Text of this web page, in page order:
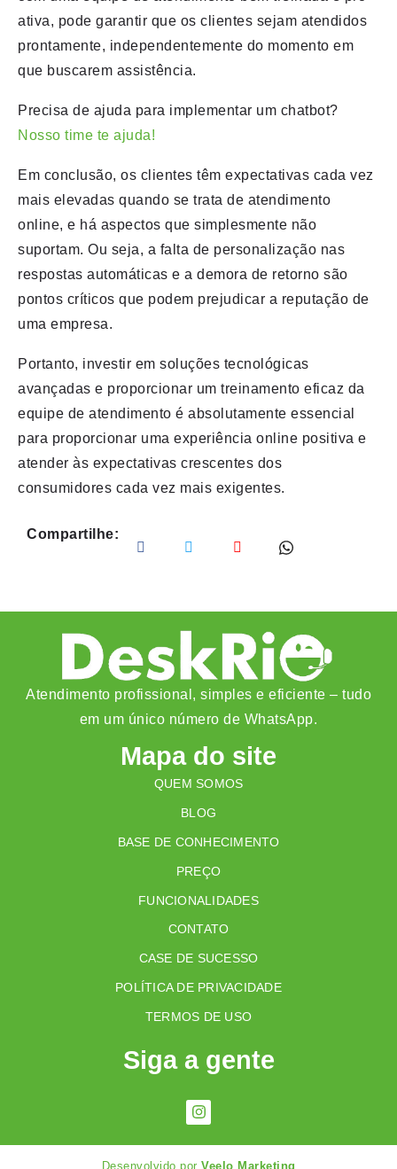
ativa, pode garantir que os clientes sejam atendidos
prontamente, independentemente do momento em
que buscarem assistência.
Precisa de ajuda para implementar um chatbot?
Nosso time te ajuda!
Em conclusão, os clientes têm expectativas cada vez
mais elevadas quando se trata de atendimento
online, e há aspectos que simplesmente não
suportam. Ou seja, a falta de personalização nas
respostas automáticas e a demora de retorno são
pontos críticos que podem prejudicar a reputação de
uma empresa.
Portanto, investir em soluções tecnológicas
avançadas e proporcionar um treinamento eficaz da
equipe de atendimento é absolutamente essencial
para proporcionar uma experiência online positiva e
atender às expectativas crescentes dos
consumidores cada vez mais exigentes.
Compartilhe:
Atendimento profissional, simples e eficiente – tudo
em um único número de WhatsApp.
Mapa do site
QUEM SOMOS
BLOG
BASE DE CONHECIMENTO
PREÇO
FUNCIONALIDADES
CONTATO
CASE DE SUCESSO
POLÍTICA DE PRIVACIDADE
TERMOS DE USO
Siga a gente
Desenvolvido por Veelo Marketing